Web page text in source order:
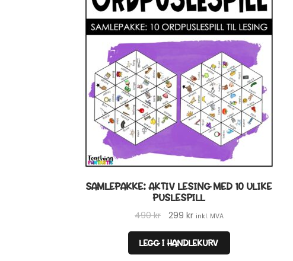
SAMLEPAKKE: AKTIV LESING MED 10 ULIKE
PUSLESPILL
490kr
Opprinnelig
var:
490 kr.
299 krNåværende
er:
299 kr.
inkl. MVA
LEGG I HANDLEKURV